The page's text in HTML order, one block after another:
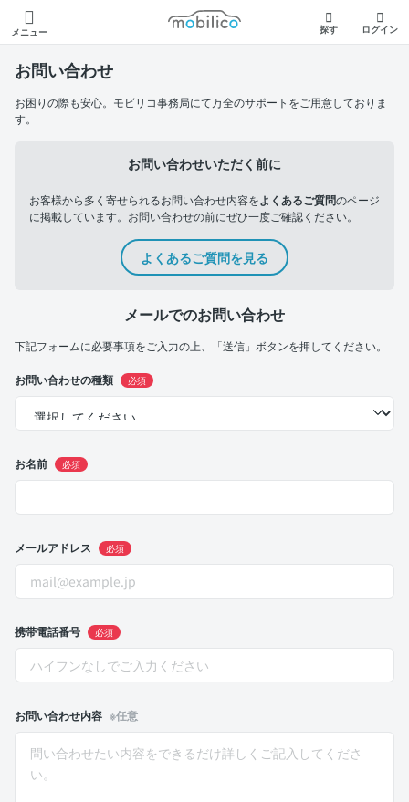
メニュー
モビリコ
探す ログイン
お問い合わせ
お困りの際も安心。モビリコ事務局にて万全のサポートをご用意しておりま
す。
お問い合わせいただく前に
お客様から多く寄せられるお問い合わせ内容をよくあるご質問のページ
に掲載しています。お問い合わせの前にぜひ一度ご確認ください。
よくあるご質問を見る
メールでのお問い合わせ
下記フォームに必要事項をご入力の上、「送信」ボタンを押してください。
お問い合わせの種類 必須
お名前 必須
メールアドレス 必須
携帯電話番号 必須
お問い合わせ内容 ※任意